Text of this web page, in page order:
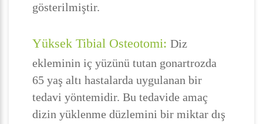
gösterilmiştir.
Yüksek Tibial Osteotomi: Diz
ekleminin iç yüzünü tutan gonartrozda
65 yaş altı hastalarda uygulanan bir
tedavi yöntemidir. Bu tedavide amaç
dizin yüklenme düzlemini bir miktar dış